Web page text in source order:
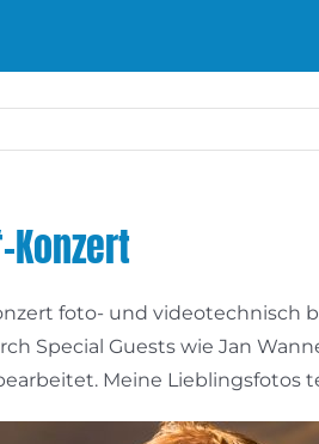
Konzert
foto- und videotechnisch
Special Guests wie Jan
Meine Lieblingsfotos